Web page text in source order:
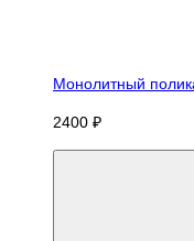
Монолитный
2400 ₽